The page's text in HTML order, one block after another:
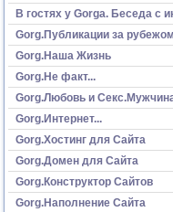
В гостях у Gorga. Беседа с
Gorg.Публикации за рубежом
Gorg.Наша Жизнь
Gorg.Не факт...
Gorg.Любовь и
Gorg.Интернет...
Gorg.Хостинг для Сайта
Gorg.Домен для Сайта
Gorg.Конструктор Сайтов
Gorg.Наполнение Сайта